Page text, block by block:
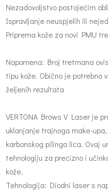
Nezadovoljstvo postojećim
Ispravljanje neuspjelih ili
Priprema kože za novi PMU
Napomena: Broj tretmana
tipu kože. Obično je potrebno
željenih rezultata
VERTONA Brows V Laser je
uklanjanje trajnoga make-
karbonskog pilinga lica. Ovaj
tehnologiju za precizno i
kože.
Tehnologija: Diodni laser s